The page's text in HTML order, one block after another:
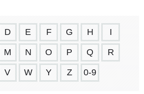
D E F G H I
M N O P Q R
V W Y Z 0-9